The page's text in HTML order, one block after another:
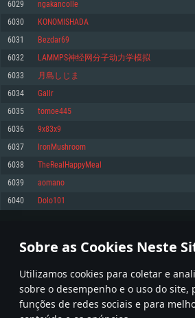
Sobre as Cookies Neste
Utilizamos cookies para coletar e
sobre o desempenho e o uso do site,
funções de redes sociais e para
Processador: Dual-Core 2.2 GHz
Memória: 4GB
Placa Gráfica: Placa com DirectX 11: AMD
GTX 660. Resolução mínima suportada: 720p
Network: Internet de banda larga.
Disco: 23,1 GB
Recomendado
superior, Radeon RX 570 ou superior
Disco: 75,9 GB
Processador: Core i5 2.2GHz mínimo (Intel
Memória: 6 GB
Placa Gráfica: Intel Iris Pro 5200 (Mac),
Resolução mínima suportada: 720p com
Network: Internet de banda larga.
Disco: 21,5 GB
Recomendado
Network: Internet de banda larga.
Processador: Dual-Core 2.4 GHz
Memória: 4 GB
Placa Gráfica: NVIDIA 660 com os drivers mais
meses) / equivalentes AMD com os drivers
Vulkan (não mais de 6 meses); Resolução
Network: Internet de banda larga.
Disco: 21,5 GB
Recomendado
Sistema Operativo: Ubuntu 20.04 64bit
Processador: Intel Core i7
Memória: 16 GB
Placa Gráfica: NVIDIA 1060 com os drivers
meses) / equivalentes AMD (Radeon RX 570)
Network: Internet de banda larga.
6029 ngakancolle
6030 KONOMISHADA
6031 Bezdar69
6032 LAMMPS神经网分子动力学模拟
6033 月島しじま
6034 Gallr
6035 tomoe445
6036 9x83x9
6037 IronMushroom
6038 TheRealHappyMeal
6039 aomano
6040 Dolo101